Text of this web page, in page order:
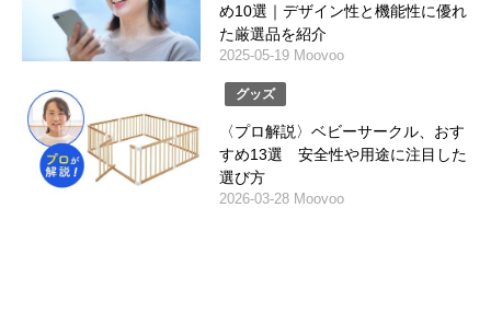
め10選｜デザイン性と機能性に優れ
た厳選品を紹介
2025-05-19 Moovoo
グッズ
〈プロ解説〉ベビーサークル、おす
すめ13選 安全性や用途に注目した
選び方
2026-03-28 Moovoo